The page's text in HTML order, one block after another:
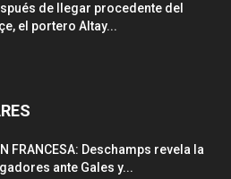
de llegar procedente del
el portero Altay...
FRANCESA: Deschamps revela la
ante Gales y...